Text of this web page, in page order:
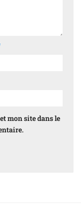
mon site dans le